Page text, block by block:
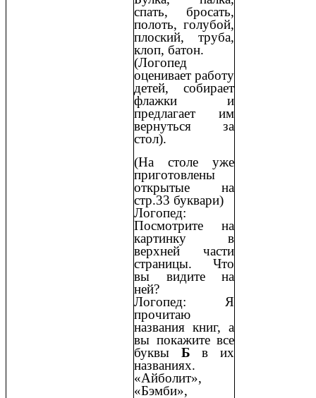
спать, бросать,
полоть, голубой,
плоский, труба,
клоп, батон.
(Логопед
оценивает работу
детей, собирает
флажки и
предлагает им
вернуться за
стол).
(На столе уже
приготовлены
открытые на
стр.33 буквари)
Логопед:
Посмотрите на
картинку в
верхней части
страницы. Что
вы видите на
ней?
Логопед: Я
прочитаю
названия книг, а
вы покажите все
буквы Б в их
названиях.
«Айболит»,
«Бэмби»,